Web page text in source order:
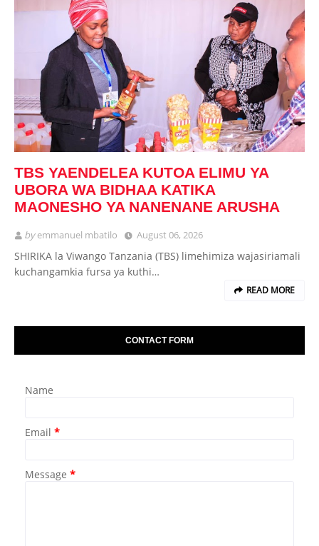
TBS YAENDELEA KUTOA ELIMU YA
UBORA WA BIDHAA KATIKA
MAONESHO YA NANENANE ARUSHA
byemmanuel mbatilo August 06, 2026
SHIRIKA la Viwango Tanzania (TBS) limehimiza wajasiriamali
kuchangamkia fursa ya kuthi…
READ MORE
CONTACT FORM
Name
Email *
Message *